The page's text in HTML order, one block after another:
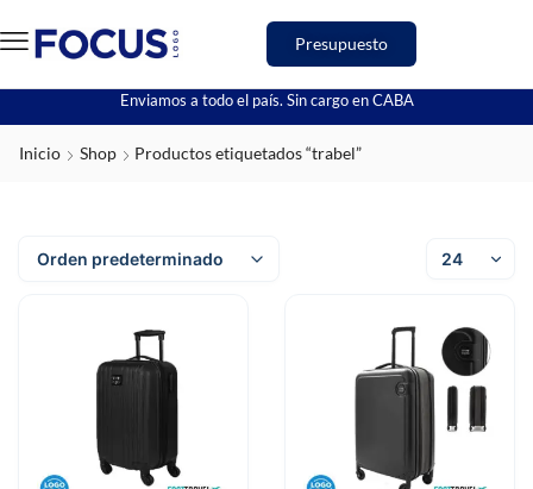
Presupuesto
Enviamos a todo el país. Sin cargo en CABA
Inicio Shop Productos etiquetados “trabel”